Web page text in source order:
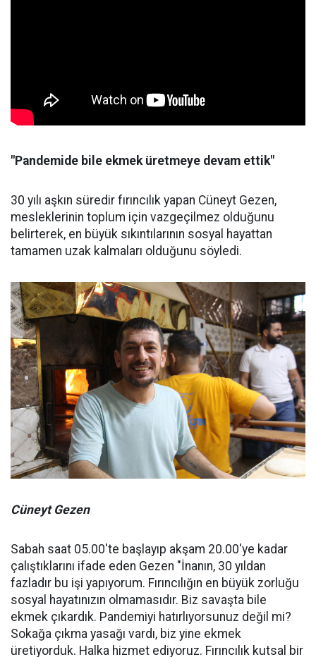
"Pandemide bile ekmek üretmeye devam ettik"
30 yılı aşkın süredir fırıncılık yapan Cüneyt Gezen,
mesleklerinin toplum için vazgeçilmez olduğunu
belirterek, en büyük sıkıntılarının sosyal hayattan
tamamen uzak kalmaları olduğunu söyledi.
Cüneyt Gezen
Sabah saat 05.00'te başlayıp akşam 20.00'ye kadar
çalıştıklarını ifade eden Gezen "İnanın, 30 yıldan
fazladır bu işi yapıyorum. Fırıncılığın en büyük zorluğu
sosyal hayatınızın olmamasıdır. Biz savaşta bile
ekmek çıkardık. Pandemiyi hatırlıyorsunuz değil mi?
Sokağa çıkma yasağı vardı, biz yine ekmek
üretiyorduk. Halka hizmet ediyoruz. Fırıncılık kutsal bir